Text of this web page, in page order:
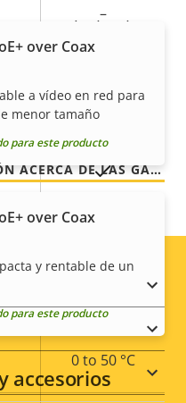
–
Sí
0 to 50 °C
over Coax
a vídeo en red para
menor tamaño
para este producto
over Coax
y rentable de un
para este producto
accesorios
a nuestros
y un control de
OBTENGA MÁS INFORMACIÓN ACERCA DE LAS GARANTÍAS DE AXIS